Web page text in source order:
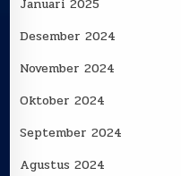
Januari 2025
Desember 2024
November 2024
Oktober 2024
September 2024
Agustus 2024